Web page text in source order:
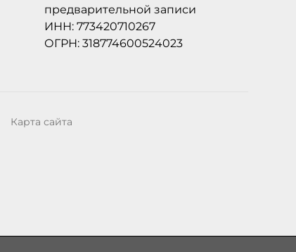
предварительной записи
ИНН: 773420710267
ОГРН: 318774600524023
Карта сайта